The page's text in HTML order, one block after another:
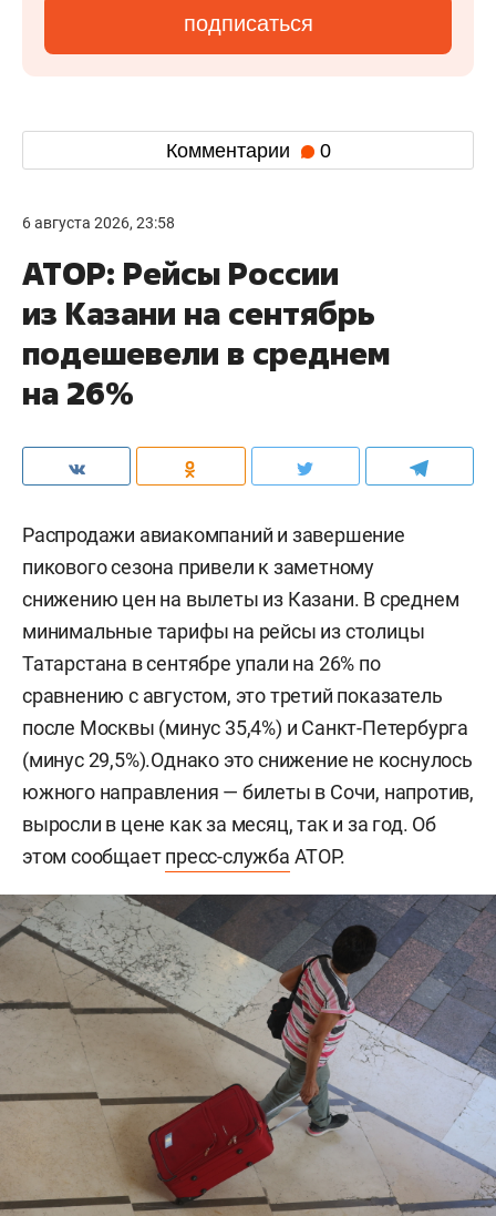
подписаться
Комментарии 0
6 августа 2026, 23:58
АТОР: Рейсы России
из Казани на сентябрь
подешевели в среднем
на 26%
Распродажи авиакомпаний и завершение
пикового сезона привели к заметному
снижению цен на вылеты из Казани. В среднем
минимальные тарифы на рейсы из столицы
Татарстана в сентябре упали на 26% по
сравнению с августом, это третий показатель
после Москвы (минус 35,4%) и Санкт-Петербурга
(минус 29,5%).Однако это снижение не коснулось
южного направления — билеты в Сочи, напротив,
выросли в цене как за месяц, так и за год. Об
этом сообщаетпресс-служба АТОР.